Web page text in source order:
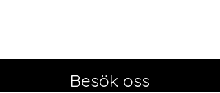
Besök oss